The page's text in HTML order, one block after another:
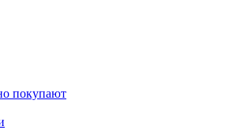
покупают